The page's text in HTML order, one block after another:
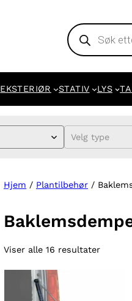
Products
search
EKSTERIØR STATIV LYS
Velg type
Hjem / Plantilbehør /
Viser alle 16 resultater